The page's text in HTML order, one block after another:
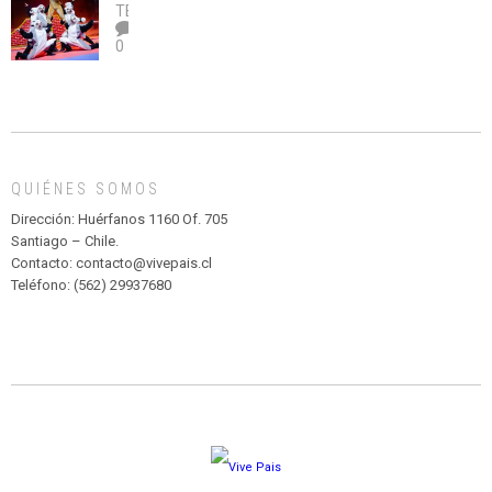
legalice
el
abuso”
DE
TEATRO
Y
MADAGASCAR
PARQUE
HURATDO
TEATRO
0
QUIÉNES SOMOS
Dirección: Huérfanos 1160 Of. 705
Santiago – Chile.
Contacto: contacto@vivepais.cl
Teléfono: (562) 29937680